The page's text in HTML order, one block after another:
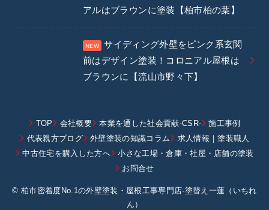
アルはブラウンに塗装【柏市柏の葉】
サイディング外壁をピンク系玄関
前はデザイン塗装！コロニアル屋根は
ブラウンに【流山市野々下】
TOP 会社概要 本業を通した社会貢献-CSR-
施工事例
代表親方ブログ
外壁塗装の知識コラム
求人情報｜塗装職人
中古住宅を購入した方へ
小さな工場・倉庫・社屋・店舗の塗装
お問合せ
© 柏市密着度No.1の外壁塗装・屋根工事専門店-塗替え一蓮（いちれ
ん）